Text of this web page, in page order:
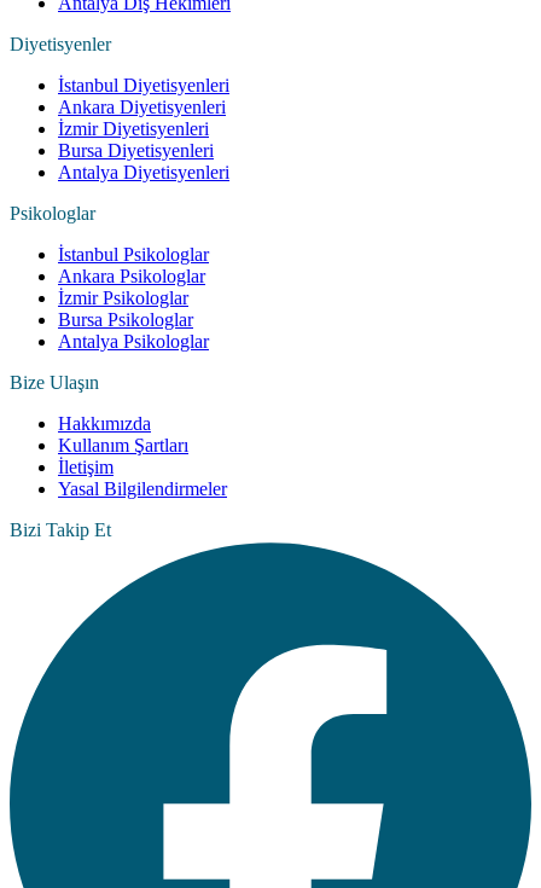
Diyetisyenler
İstanbul Diyetisyenleri
Ankara Diyetisyenleri
İzmir Diyetisyenleri
Bursa Diyetisyenleri
Antalya Diyetisyenleri
Psikologlar
İstanbul Psikologlar
Ankara Psikologlar
İzmir Psikologlar
Bursa Psikologlar
Antalya Psikologlar
Bize Ulaşın
Hakkımızda
Kullanım Şartları
İletişim
Yasal Bilgilendirmeler
Bizi Takip Et